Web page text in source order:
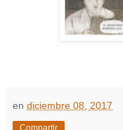
en diciembre 08, 2017
Compartir